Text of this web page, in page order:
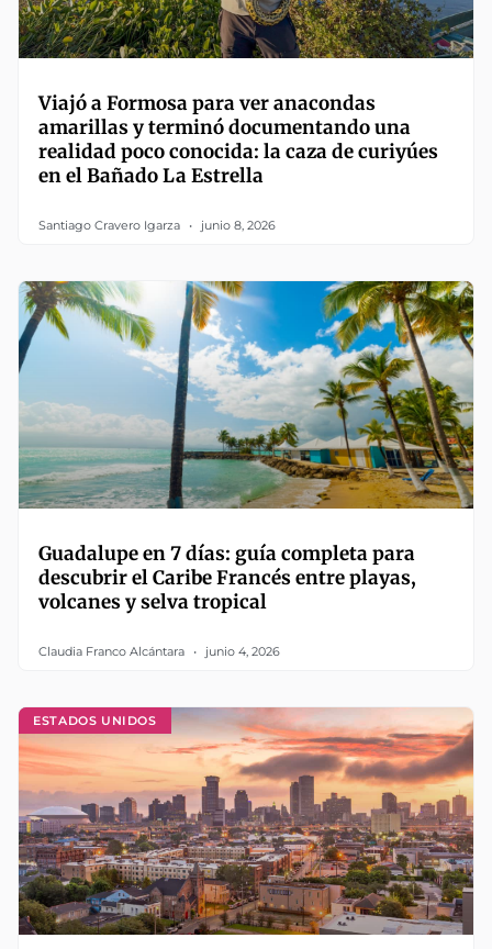
Viajó a Formosa para ver anacondas
amarillas y terminó documentando una
realidad poco conocida: la caza de curiyúes
en el Bañado La Estrella
Santiago Cravero Igarza junio 8, 2026
Guadalupe en 7 días: guía completa para
descubrir el Caribe Francés entre playas,
volcanes y selva tropical
Claudia Franco Alcántara junio 4, 2026
ESTADOS UNIDOS